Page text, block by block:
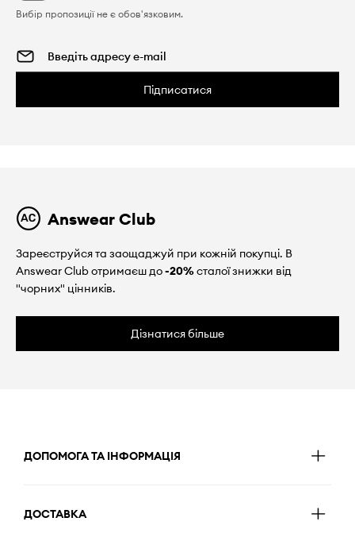
Вибір пропозиції не є обов'язковим.
Підписатися
Answear Club
Зареєструйся та заощаджуй при кожній покупці. В
Answear Club отримаєш до-20%сталої знижки від
"чорних" цінників.
Дізнатися більше
ДОПОМОГА ТА ІНФОРМАЦІЯ
ДОСТАВКА